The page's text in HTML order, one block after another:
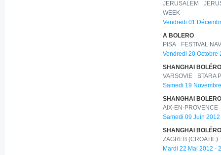
JERUSALEM
WEEK
Vendredi 01
A BOLERO
PISA
FESTIVAL
Vendredi 20 Octobre
SHANGHAI
VARSOVIE
STARA
Samedi 19
SHANGHAI
AIX-EN-PROVENCE
Samedi 09 Juin 2012
SHANGHAI
ZAGREB (CROATIE)
Mardi 22 Mai 2012 -